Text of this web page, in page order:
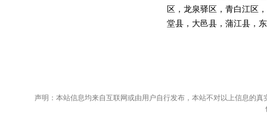
区，龙泉驿区，青白江区
堂县，大邑县，蒲江县，
声明：本站信息均来自互联网或由用户自行发布，本站不对以上信息的